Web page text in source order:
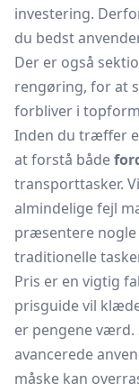
investering.
du bedst
Der er også
rengøring, for at
forbliver i
Inden du træffer
at forstå både
transporttasker.
almindelige fejl
præsentere
traditionelle
Pris er en vigtig
prisguide vil
er pengene værd.
avancerede
måske kan